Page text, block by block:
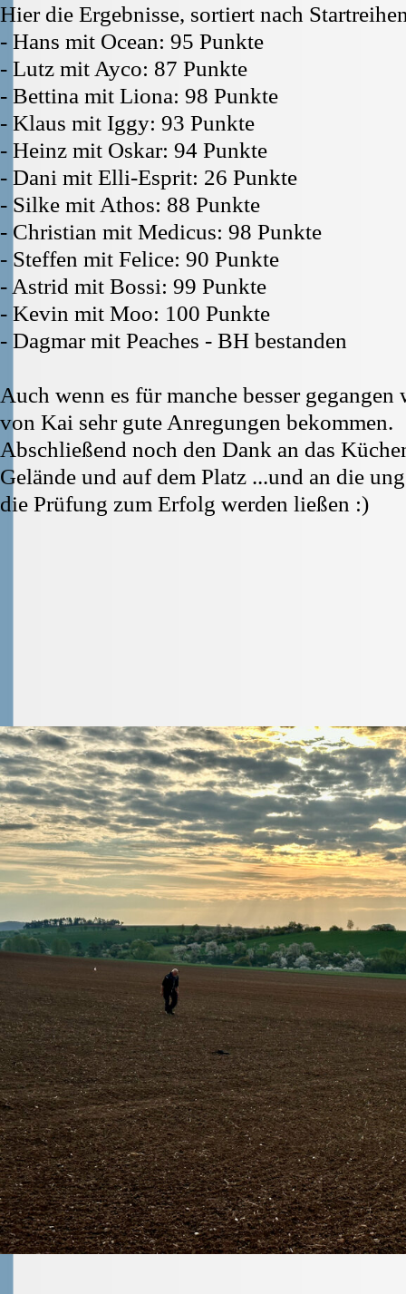
Hier die Ergebnisse, sortiert nach
- Hans mit Ocean: 95 Punkte
- Lutz mit Ayco: 87 Punkte
- Bettina mit Liona: 98 Punkte
- Klaus mit Iggy: 93 Punkte
- Heinz mit Oskar: 94 Punkte
- Dani mit Elli-Esprit: 26 Punkte
- Silke mit Athos: 88 Punkte
- Christian mit Medicus: 98 Punkte
- Steffen mit Felice: 90 Punkte
- Astrid mit Bossi: 99 Punkte
- Kevin mit Moo: 100 Punkte
- Dagmar mit Peaches - BH bestanden
Auch wenn es für manche besser
von Kai sehr gute Anregungen bekommen.
Abschließend noch den Dank an das
Gelände und auf dem Platz ...und an die
die Prüfung zum Erfolg werden ließen :)